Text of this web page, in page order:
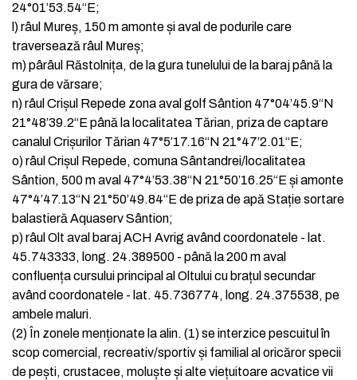
24°01’53.54“E;
l)râul Mureș, 150 m amonte și aval de podurile care
traversează râul Mureș;
m)pârâul Răstolnița, de la gura tunelului de la baraj până la
gura de vărsare;
n)râul Crișul Repede zona aval golf Sântion 47°04’45.9“N
21°48’39.2“E până la localitatea Tărian, priza de captare
canalul Crișurilor Tărian 47°5’17.16“N 21°47’2.01“E;
o)râul Crișul Repede, comuna Sântandrei/localitatea
Sântion, 500 m aval 47°4’53.38“N 21°50’16.25“E și amonte
47°4’47.13“N 21°50’49.84“E de priza de apă Stație sortare
balastieră Aquaserv Sântion;
p)râul Olt aval baraj ACH Avrig având coordonatele - lat.
45.743333, long. 24.389500 - până la 200 m aval
confluența cursului principal al Oltului cu brațul secundar
având coordonatele - lat. 45.736774, long. 24.375538, pe
ambele maluri.
(2) În zonele menționate la alin. (1) se interzice pescuitul în
scop comercial, recreativ/sportiv și familial al oricăror specii
de pești, crustacee, moluște și alte viețuitoare acvatice vii